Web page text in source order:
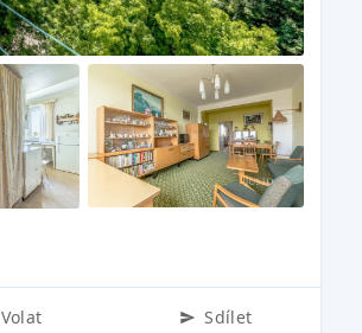
Volat Sdílet